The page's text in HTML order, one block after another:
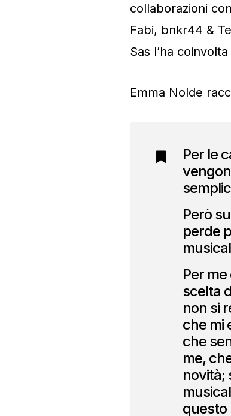
collaborazioni
Fabi, bnkr44 &
Sas l’ha
Emma Nolde
Per le
Però
perde
Per
scelta
non si
che mi
che
me,
novità;
questo